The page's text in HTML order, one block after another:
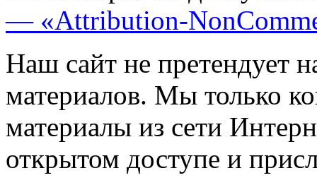
— «Attribution-
Наш сайт не претендует
материалов. Мы только
материалы из сети
открытом доступе и